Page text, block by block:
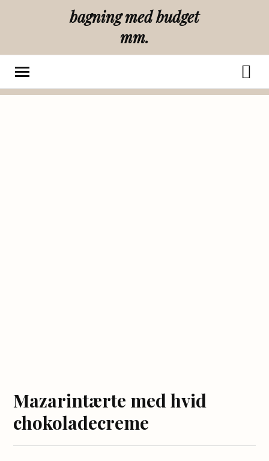
bagning med budget
mm.
Mazarintærte med hvid
chokoladecreme